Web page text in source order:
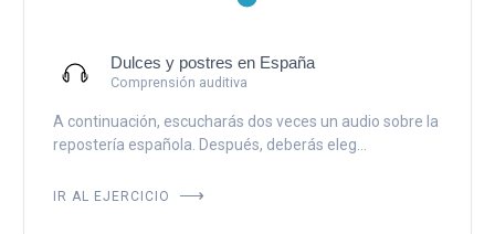
Dulces y postres en España
Comprensión auditiva
A continuación, escucharás dos veces un audio sobre la
repostería española. Después, deberás eleg...
IR AL EJERCICIO